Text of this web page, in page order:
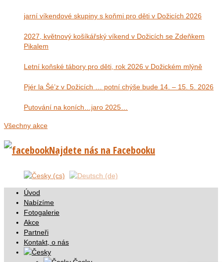
jarní víkendové skupiny s koňmi pro děti v Dožicích 2026
2027, květnový košíkářský víkend v Dožicích se Zdeňkem
Pikalem
Letní koňské tábory pro děti, rok 2026 v Dožickém mlýně
Pjér la Šé’z v Dožicích … potní chýše bude 14. – 15. 5. 2026
Putování na koních…jaro 2025…
Všechny akce
Najdete nás na Facebooku
Úvod
Nabízíme
Fotogalerie
Akce
Partneři
Kontakt, o nás